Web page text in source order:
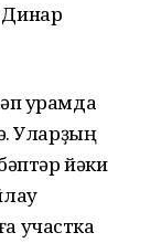
урамда
Уларҙың
йәки
участка